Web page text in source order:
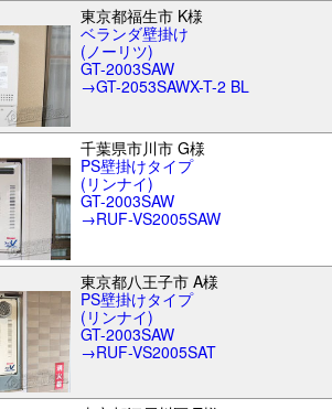
東京都福生市 K様
ベランダ壁掛け
(ノーリツ)
GT-2003SAW
→GT-2053SAWX-T-2 BL
千葉県市川市 G様
PS壁掛けタイプ
(リンナイ)
GT-2003SAW
→RUF-VS2005SAW
東京都八王子市 A様
PS壁掛けタイプ
(リンナイ)
GT-2003SAW
→RUF-VS2005SAT